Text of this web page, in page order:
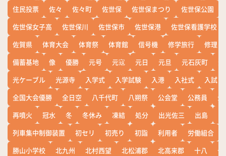
住民投票
佐々 佐々町 佐世保 佐世保まつり 佐世保公園
佐世保女子高
佐世保川 佐世保市 佐世保港
佐世保看護学校
佐賀県
体育大会 体育祭 体育館 信号機 修学旅行
修理
備蓄基地
像 優勝 元号 元寇 元日 元旦 元石灰町
光ケーブル
光源寺 入学式 入学試験 入港 入社式
入試
全国大会優勝
全日空 八千代町 八朔祭 公会堂 公務員
公
再噴火
冠水 冬 冬休み 凍結 処分 出光佐三 出島
列車集中制御装置
初セリ 初売り 初詣 利用者 労働組合
勝山小学校
北九州 北村西望 北松浦郡 北高来郡 十八
十